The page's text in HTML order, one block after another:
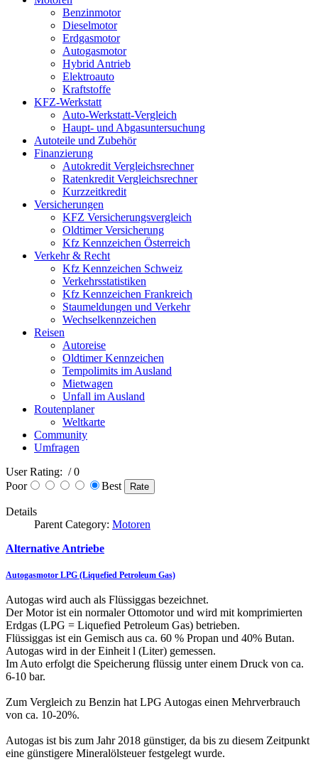
Benzinmotor
Dieselmotor
Erdgasmotor
Autogasmotor
Hybrid Antrieb
Elektroauto
Kraftstoffe
KFZ-Werkstatt
Auto-Werkstatt-Vergleich
Haupt- und Abgasuntersuchung
Autoteile und Zubehör
Finanzierung
Autokredit Vergleichsrechner
Ratenkredit Vergleichsrechner
Kurzzeitkredit
Versicherungen
KFZ Versicherungsvergleich
Oldtimer Versicherung
Kfz Kennzeichen Österreich
Verkehr & Recht
Kfz Kennzeichen Schweiz
Verkehrsstatistiken
Kfz Kennzeichen Frankreich
Staumeldungen und Verkehr
Wechselkennzeichen
Reisen
Autoreise
Oldtimer Kennzeichen
Tempolimits im Ausland
Mietwagen
Unfall im Ausland
Routenplaner
Weltkarte
Community
Umfragen
User Rating: / 0
Poor
Best
Details
Parent Category: Motoren
Alternative Antriebe
Autogasmotor LPG (Liquefied Petroleum Gas)
Autogas wird auch als Flüssiggas bezeichnet.
Der Motor ist ein normaler Ottomotor und wird mit komprimierten
Erdgas (LPG = Liquefied Petroleum Gas) betrieben.
Flüssiggas ist ein Gemisch aus ca. 60 % Propan und 40% Butan.
Autogas wird in der Einheit l (Liter) gemessen.
Im Auto erfolgt die Speicherung flüssig unter einem Druck von ca.
6-10 bar.
Zum Vergleich zu Benzin hat LPG Autogas einen Mehrverbrauch
von ca. 10-20%.
Autogas ist bis zum Jahr 2018 günstiger, da bis zu diesem Zeitpunkt
eine günstigere Mineralölsteuer festgelegt wurde.